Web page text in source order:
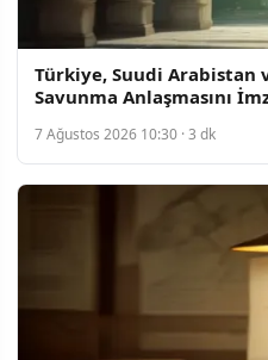
Türkiye, Suudi Arabistan
Savunma Anlaşmasını
7 Ağustos 2026 10:30 · 3 dk